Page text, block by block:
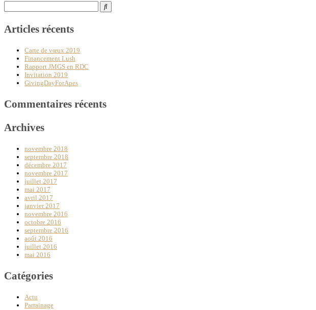
for:
Articles récents
Carte de vœux 2019
Financement Lush
Rapport JMGS en RDC
Invitation 2019
GivingDayForApes
Commentaires récents
Archives
novembre 2018
septembre 2018
décembre 2017
novembre 2017
juillet 2017
mai 2017
avril 2017
janvier 2017
novembre 2016
octobre 2016
septembre 2016
août 2016
juillet 2016
mai 2016
Catégories
Actu
Parrainage